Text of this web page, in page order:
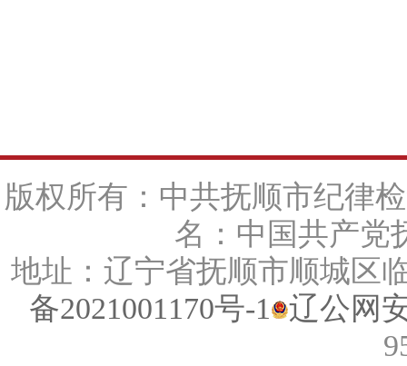
版权所有：中共抚顺市纪律
名：中国共产党
地址：辽宁省抚顺市顺城区
备2021001170号-1
辽公网